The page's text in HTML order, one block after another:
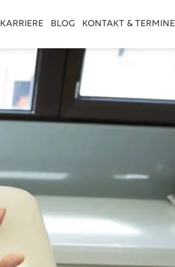
KARRIERE BLOG KONTAKT & TERMINE